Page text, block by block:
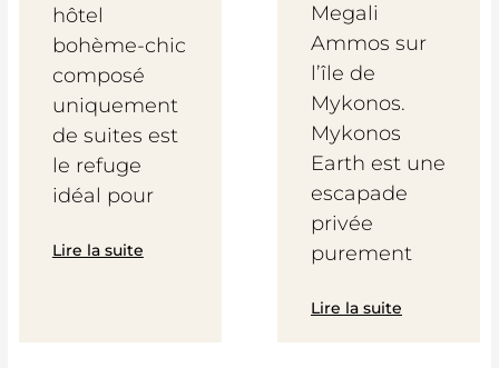
hôtel
bohème-chic
composé
uniquement
de suites est
le refuge
idéal pour
Lire la suite
Megali
Ammos sur
l’île de
Mykonos.
Mykonos
Earth est une
escapade
privée
purement
Lire la suite